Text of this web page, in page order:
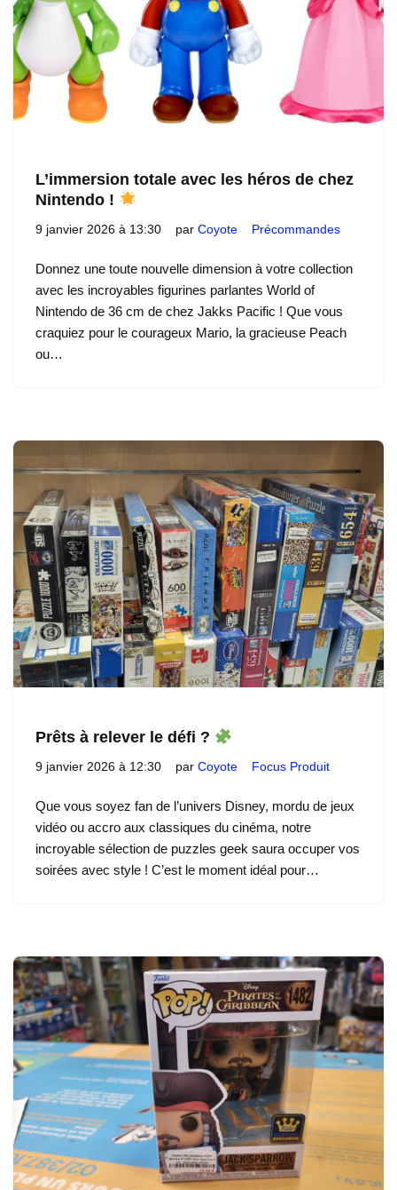
L’immersion totale avec les héros de chez
Nintendo !
9 janvier 2026 à 13:30 par Coyote Précommandes
Donnez une toute nouvelle dimension à votre collection
avec les incroyables figurines parlantes World of
Nintendo de 36 cm de chez Jakks Pacific ! Que vous
craquiez pour le courageux Mario, la gracieuse Peach
ou…
Prêts à relever le défi ?
9 janvier 2026 à 12:30 par Coyote Focus Produit
Que vous soyez fan de l’univers Disney, mordu de jeux
vidéo ou accro aux classiques du cinéma, notre
incroyable sélection de puzzles geek saura occuper vos
soirées avec style ! C’est le moment idéal pour…